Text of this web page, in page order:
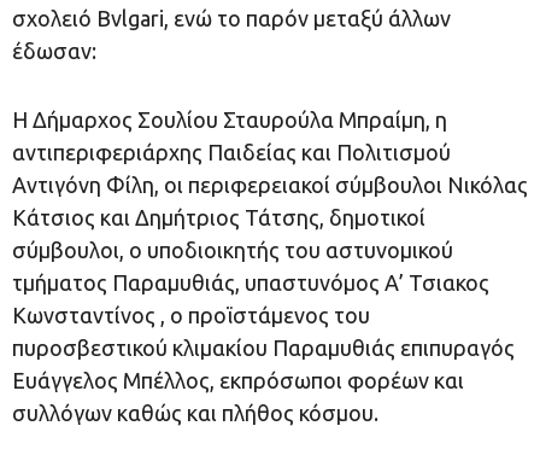
σχολειό Bvlgari, ενώ το παρόν μεταξύ άλλων
έδωσαν:
Η Δήμαρχος Σουλίου Σταυρούλα Μπραίμη, η
αντιπεριφεριάρχης Παιδείας και Πολιτισμού
Αντιγόνη Φίλη, οι περιφερειακοί σύμβουλοι Νικόλας
Κάτσιος και Δημήτριος Τάτσης, δημοτικοί
σύμβουλοι, ο υποδιοικητής του αστυνομικού
τμήματος Παραμυθιάς, υπαστυνόμος Α’ Τσιακος
Κωνσταντίνος , ο προϊστάμενος του
πυροσβεστικού κλιμακίου Παραμυθιάς επιπυραγός
Ευάγγελος Μπέλλος, εκπρόσωποι φορέων και
συλλόγων καθώς και πλήθος κόσμου.